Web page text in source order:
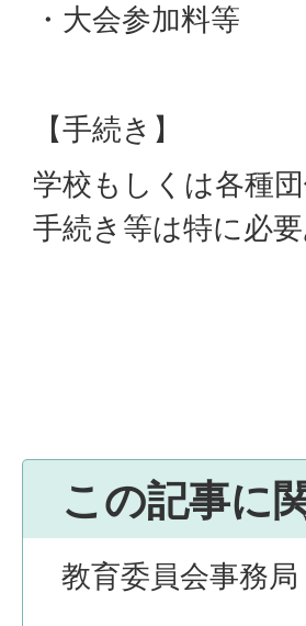
・大会参加料等
【手続き】
学校もしくは各種
手続き等は特に必要
この記事に
教育委員会事務